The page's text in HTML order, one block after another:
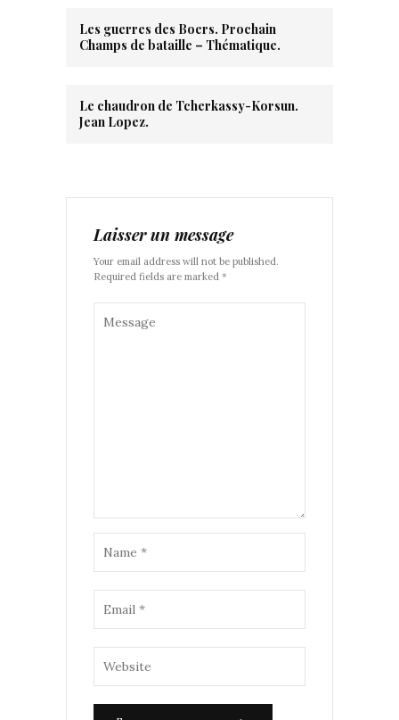
Les guerres des Boers. Prochain
Champs de bataille – Thématique.
Le chaudron de Tcherkassy-Korsun.
Jean Lopez.
Laisser un message
Your email address will not be published.
Required fields are marked *